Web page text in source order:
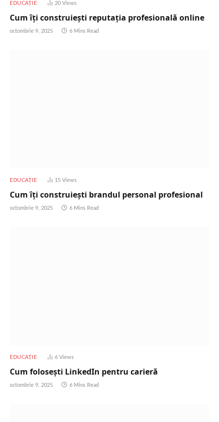
EDUCAȚIE 20Views
Cum îți construiești reputația profesională online
octombrie 9, 2025 6 Mins Read
EDUCAȚIE 15Views
Cum îți construiești brandul personal profesional
octombrie 9, 2025 6 Mins Read
EDUCAȚIE 6Views
Cum folosești LinkedIn pentru carieră
octombrie 9, 2025 6 Mins Read